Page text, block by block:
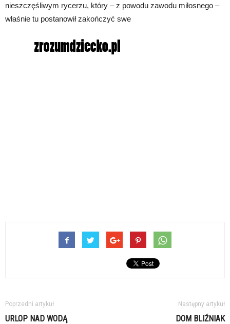
nieszczęśliwym rycerzu, który – z powodu zawodu miłosnego –
właśnie tu postanowił zakończyć swe
Poprzedni artykuł
URLOP NAD WODĄ
Następny artykuł
DOM BLIŹNIAK